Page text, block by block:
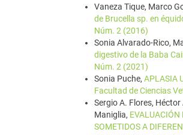
Vaneza Tique, Marco
de Brucella sp. en
Núm. 2 (2016)
Sonia Alvarado-Rico,
digestivo de la Baba
Núm. 2 (2021)
Sonia Puche, APLASIA
Facultad de Ciencias
Sergio A. Flores,
Maniglia, EVALUACIÓN
SOMETIDOS A